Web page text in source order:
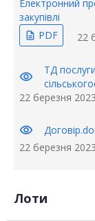
Електронний
закупівлі
description PDF 22
visibility
ТД
22 березня 2023
visibility
22 березня 2023
Лоти